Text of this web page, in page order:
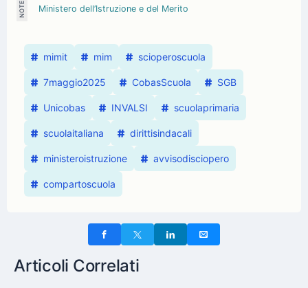
Ministero dell’Istruzione e del Merito
mimit mim scioperoscuola
7maggio2025 CobasScuola SGB
Unicobas INVALSI scuolaprimaria
scuolaitaliana dirittisindacali
ministeroistruzione avvisodisciopero
compartoscuola
Articoli Correlati